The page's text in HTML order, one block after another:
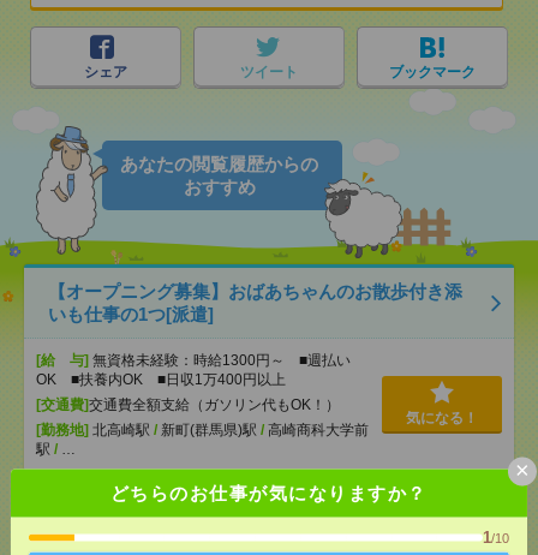
どちらのお仕事が気になりますか？
1/10
×
シェア ツイート ブックマーク
あなたの閲覧履歴からの
おすすめ
【オープニング募集】おばあちゃんのお散歩付き添
いも仕事の1つ[派遣]
[給 与] 無資格未経験：時給1300円～ ■週払い
OK ■扶養内OK ■日収1万400円以上
[交通費]交通費全額支給（ガソリン代もOK！）
[勤務地] 北高崎駅 / 新町(群馬県)駅 / 高崎商科大学前
駅 / …
気になる！
説明会参加で全員に【現金2千円相当プレゼント】生
活のお手伝い[派遣]